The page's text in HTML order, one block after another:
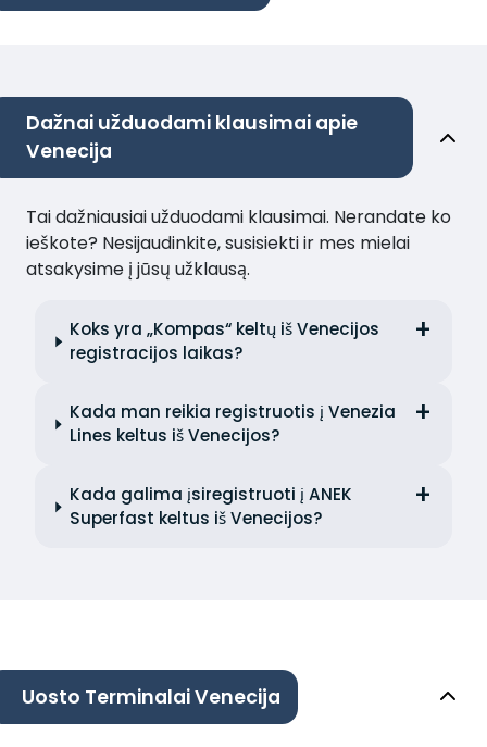
Dažnai užduodami klausimai apie
Venecija
Tai dažniausiai užduodami klausimai. Nerandate ko
ieškote? Nesijaudinkite, susisiekti ir mes mielai
atsakysime į jūsų užklausą.
Koks yra „Kompas“ keltų iš Venecijos
registracijos laikas?
Kada man reikia registruotis į Venezia
Lines keltus iš Venecijos?
Kada galima įsiregistruoti į ANEK
Superfast keltus iš Venecijos?
Uosto Terminalai Venecija